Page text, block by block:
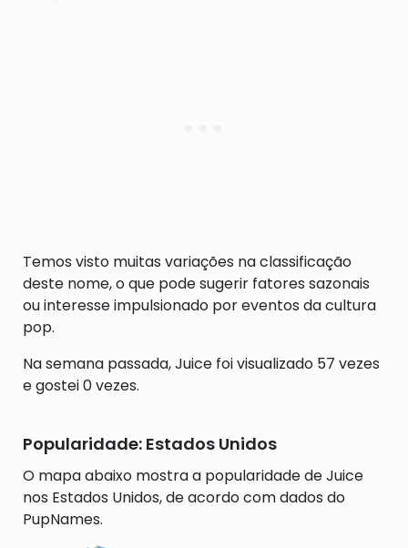
Temos visto muitas variações na classificação
deste nome, o que pode sugerir fatores sazonais
ou interesse impulsionado por eventos da cultura
pop.
Na semana passada, Juice foi visualizado 57 vezes
e gostei 0 vezes.
Popularidade: Estados Unidos
O mapa abaixo mostra a popularidade de Juice
nos Estados Unidos, de acordo com dados do
PupNames.